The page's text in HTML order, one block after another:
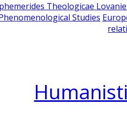
Theologicae
Studies